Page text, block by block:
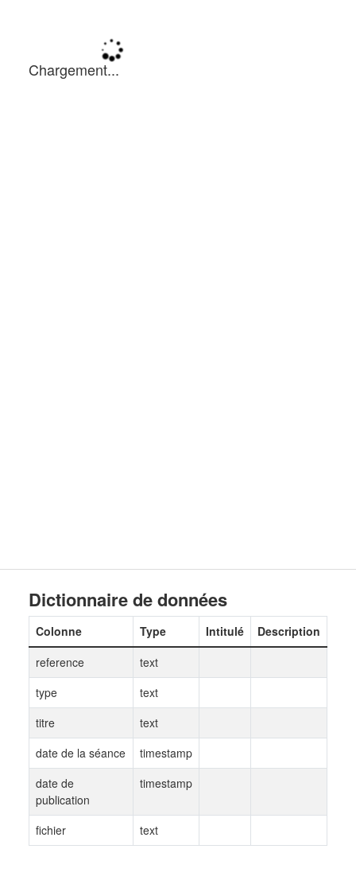
Dictionnaire de données
Colonne Type Intitulé
Description
reference
text
type
text
titre
text
date de la séance
timestamp
date de
publication
timestamp
fichier text